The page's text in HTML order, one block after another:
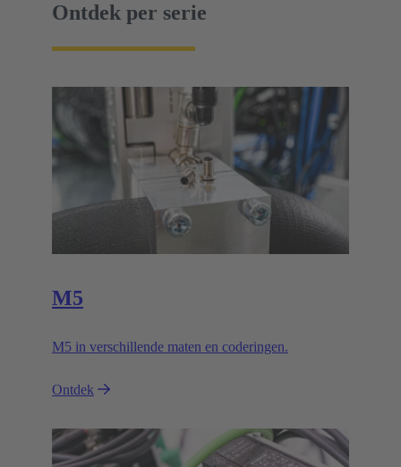
Ontdek per serie
M5
M5 in verschillende maten en coderingen.
Ontdek